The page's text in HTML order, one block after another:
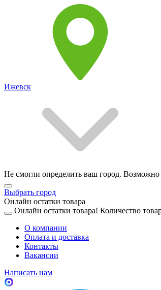
Ижевск
Не смогли определить ваш город. Возможно
Выбрать город
Онлайн остатки товара
Онлайн остатки товара! Количество
О компании
Оплата и доставка
Контакты
Вакансии
Написать нам